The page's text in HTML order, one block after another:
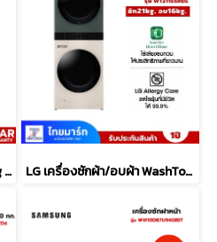
TCL เครื่องอบผ้า 11Kg.Venting รุ่น WT11KDYW LG เครื่องซักผ้า/อบผ้า WashTower จัมโบ้ ซักผ้า 21 กก. และอบ 16 กก. รุ่น WT2116SHEG ระบบ AI DD™ พร้อม Smart WI-FI control ควบคุมสั่งงานผ่านสมาร์ทโฟน